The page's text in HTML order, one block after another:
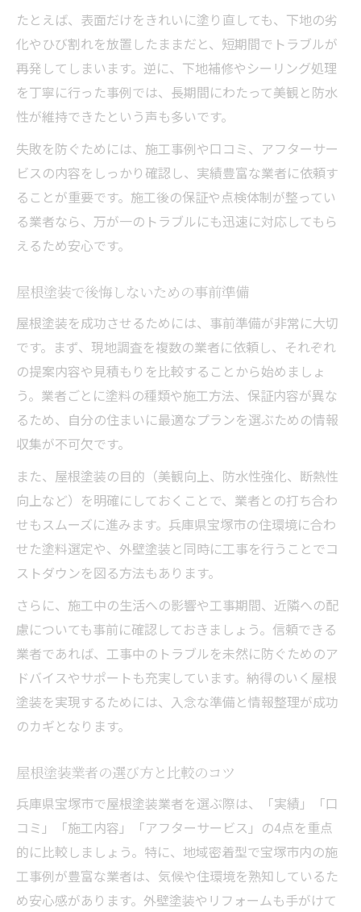
たとえば、表面だけをきれいに塗り直しても、下地の劣
化やひび割れを放置したままだと、短期間でトラブルが
再発してしまいます。逆に、下地補修やシーリング処理
を丁寧に行った事例では、長期間にわたって美観と防水
性が維持できたという声も多いです。
失敗を防ぐためには、施工事例や口コミ、アフターサー
ビスの内容をしっかり確認し、実績豊富な業者に依頼す
ることが重要です。施工後の保証や点検体制が整ってい
る業者なら、万が一のトラブルにも迅速に対応してもら
えるため安心です。
屋根塗装で後悔しないための事前準備
屋根塗装を成功させるためには、事前準備が非常に大切
です。まず、現地調査を複数の業者に依頼し、それぞれ
の提案内容や見積もりを比較することから始めましょ
う。業者ごとに塗料の種類や施工方法、保証内容が異な
るため、自分の住まいに最適なプランを選ぶための情報
収集が不可欠です。
また、屋根塗装の目的（美観向上、防水性強化、断熱性
向上など）を明確にしておくことで、業者との打ち合わ
せもスムーズに進みます。兵庫県宝塚市の住環境に合わ
せた塗料選定や、外壁塗装と同時に工事を行うことでコ
ストダウンを図る方法もあります。
さらに、施工中の生活への影響や工事期間、近隣への配
慮についても事前に確認しておきましょう。信頼できる
業者であれば、工事中のトラブルを未然に防ぐためのア
ドバイスやサポートも充実しています。納得のいく屋根
塗装を実現するためには、入念な準備と情報整理が成功
のカギとなります。
屋根塗装業者の選び方と比較のコツ
兵庫県宝塚市で屋根塗装業者を選ぶ際は、「実績」「口
コミ」「施工内容」「アフターサービス」の4点を重点
的に比較しましょう。特に、地域密着型で宝塚市内の施
工事例が豊富な業者は、気候や住環境を熟知しているた
め安心感があります。外壁塗装やリフォームも手がけて